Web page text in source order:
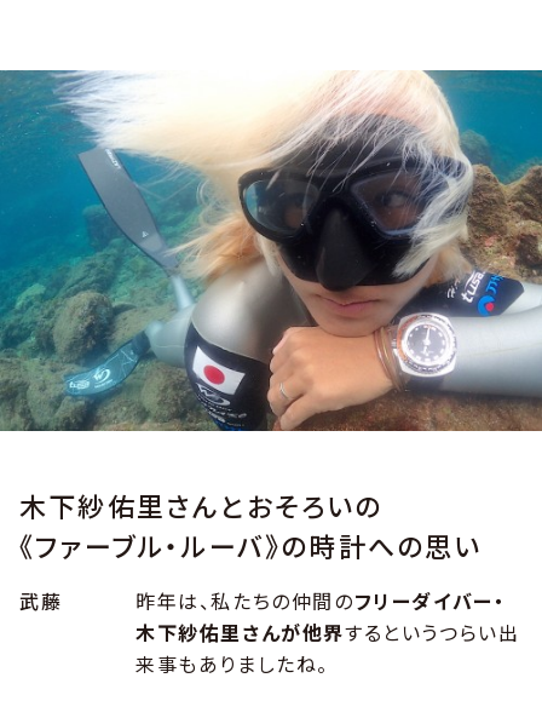
木下紗佑里さんとおそろいの
《ファーブル・ルーバ》の時計への思い
武藤 昨年は、私たちの仲間のフリーダイバー・
木下紗佑里さんが他界するというつらい出
来事もありましたね。